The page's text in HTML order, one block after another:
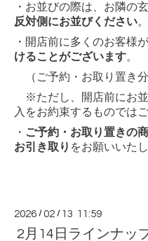
・お並びの際は、お隣の
反対側にお並びください。
・開店前に多くのお客様
けることがございます。
（ご予約・お取り置き分
※ただし、開店前にお並
入をお約束するものでは
・ ご予約・お取り置きの
お引き取り をお願いいたし
2026 /02 / 13 11:59
2月14日ラインナッ